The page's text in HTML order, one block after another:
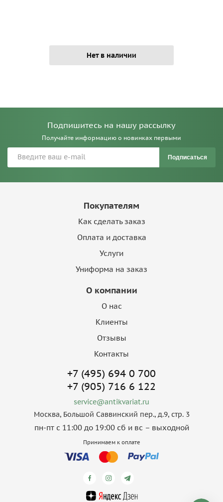
Нет в наличии
Подпишитесь на нашу рассылку
Получайте информацию о новинках первыми
Подписаться
Покупателям
Как сделать заказ
Оплата и доставка
Услуги
Униформа на заказ
О компании
О нас
Клиенты
Отзывы
Контакты
+7 (495) 694 0 700
+7 (905) 716 6 122
service@antikvariat.ru
Москва, Большой Саввинский пер., д.9, стр. 3
пн-пт с 11:00 до 19:00 сб и вс – выходной
Принимаем к оплате